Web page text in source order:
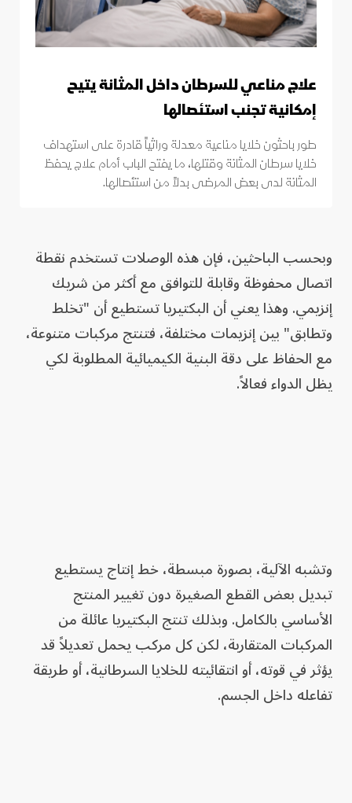
علاج مناعي للسرطان داخل المثانة يتيح
إمكانية تجنب استئصالها
طور باحثون خلايا مناعية معدلة وراثياً قادرة على استهداف
خلايا سرطان المثانة وقتلها، ما يفتح الباب أمام علاج يحفظ
المثانة لدى بعض المرضى بدلاً من استئصالها.
وبحسب الباحثين، فإن هذه الوصلات تستخدم نقطة
اتصال محفوظة وقابلة للتوافق مع أكثر من شريك
إنزيمي. وهذا يعني أن البكتيريا تستطيع أن "تخلط
وتطابق" بين إنزيمات مختلفة، فتنتج مركبات متنوعة،
مع الحفاظ على دقة البنية الكيميائية المطلوبة لكي
يظل الدواء فعالاً.
وتشبه الآلية، بصورة مبسطة، خط إنتاج يستطيع
تبديل بعض القطع الصغيرة دون تغيير المنتج
الأساسي بالكامل. وبذلك تنتج البكتيريا عائلة من
المركبات المتقاربة، لكن كل مركب يحمل تعديلاً قد
يؤثر في قوته، أو انتقائيته للخلايا السرطانية، أو طريقة
تفاعله داخل الجسم.